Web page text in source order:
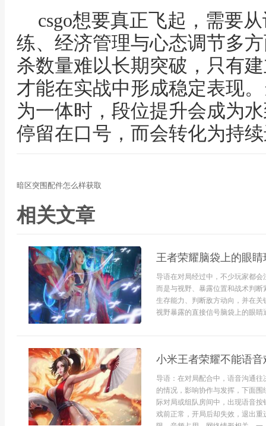
csgo想要真正飞起，需要
练、经济管理与心态调节多
杀数量难以长期突破，只有
才能在实战中形成稳定表现
为一体时，段位提升会成为
停留在口号，而会转化为持
暗区突围配件怎么样获取
相关文章
王者荣耀脑袋上的眼
导语在对局经过中，不少玩家都
而是与视野、暴露位置和战术判
生存能力、判断敌方动向，并在
视野暴露的直接信号脑袋上的眼
小米王者荣耀不能语
导语：在对局配合中，语音沟通
的情况，影响协作与发挥，下面
际对局或组队房间中，出现语音
戏前正常，开局后却失效，退出